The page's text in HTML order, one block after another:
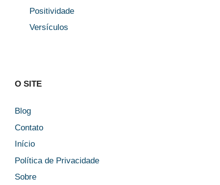
Positividade
Versículos
O SITE
Blog
Contato
Início
Política de Privacidade
Sobre